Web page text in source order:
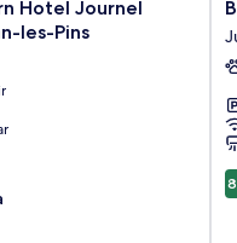
Hotel Journel
les-Pins